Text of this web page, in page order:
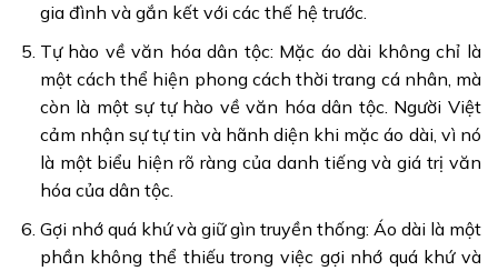
gia đình và gắn kết với các thế hệ trước.
Tự hào về văn hóa dân tộc: Mặc áo dài không chỉ là
một cách thể hiện phong cách thời trang cá nhân, mà
còn là một sự tự hào về văn hóa dân tộc. Người Việt
cảm nhận sự tự tin và hãnh diện khi mặc áo dài, vì nó
là một biểu hiện rõ ràng của danh tiếng và giá trị văn
hóa của dân tộc.
Gợi nhớ quá khứ và giữ gìn truyền thống: Áo dài là một
phần không thể thiếu trong việc gợi nhớ quá khứ và